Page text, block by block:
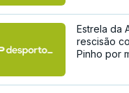
Estrela da
rescisão
Pinho por